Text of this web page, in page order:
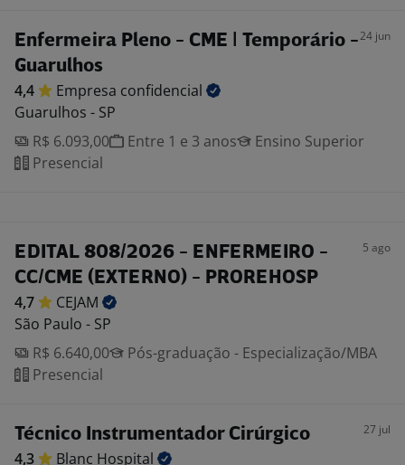
Enfermeira Pleno - CME | Temporário -
Guarulhos
24 jun
4,4 Empresa confidencial
Guarulhos - SP
R$ 6.093,00
Entre 1 e 3 anos
Ensino Superior
Presencial
EDITAL 808/2026 - ENFERMEIRO -
CC/CME (EXTERNO) - PROREHOSP
5 ago
4,7
CEJAM
São Paulo - SP
R$ 6.640,00
Pós-graduação - Especialização/MBA
Presencial
Técnico Instrumentador Cirúrgico 27 jul
4,3 Blanc Hospital